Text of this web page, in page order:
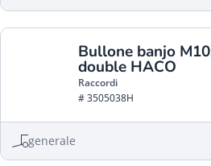
Bullone banjo
double HACO
Raccordi
# 3505038H
generale